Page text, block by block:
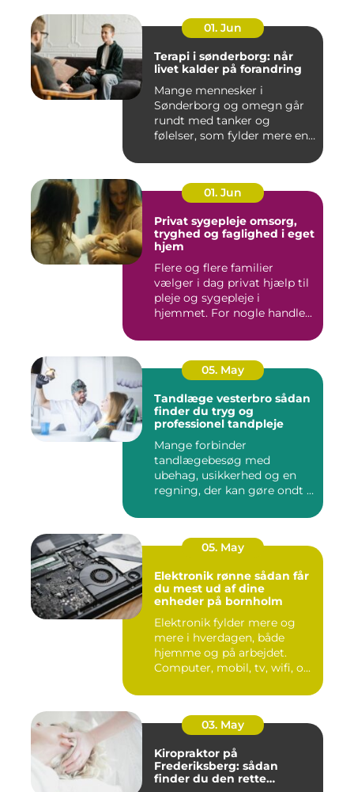
01. Jun
Terapi i sønderborg: når
livet kalder på forandring
Mange mennesker i
Sønderborg og omegn går
rundt med tanker og
følelser, som fylder mere end
01. Jun
Privat sygepleje omsorg,
tryghed og faglighed i eget
hjem
Flere og flere familier
vælger i dag privat hjælp til
pleje og sygepleje i
hjemmet. For nogle handle...
05. May
Tandlæge vesterbro sådan
finder du tryg og
professionel tandpleje
Mange forbinder
tandlægebesøg med
ubehag, usikkerhed og en
regning, der kan gøre ondt i
05. May
Elektronik rønne sådan får
du mest ud af dine
enheder på bornholm
Elektronik fylder mere og
mere i hverdagen, både
hjemme og på arbejdet.
Computer, mobil, tv, wifi, o...
03. May
Kiropraktor på
Frederiksberg: sådan
finder du den rette